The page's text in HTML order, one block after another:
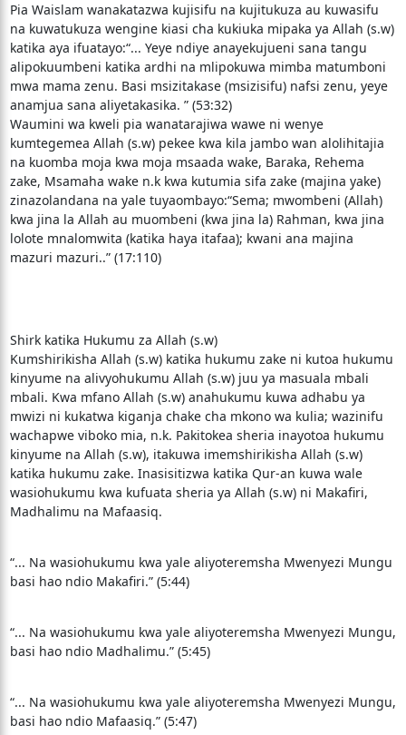
Pia Waislam wanakatazwa kujisifu na kujitukuza au kuwasifu
na kuwatukuza wengine kiasi cha kukiuka mipaka ya Allah (s.w)
katika aya ifuatayo:“... Yeye ndiye anayekujueni sana tangu
alipokuumbeni katika ardhi na mlipokuwa mimba matumboni
mwa mama zenu. Basi msizitakase (msizisifu) nafsi zenu, yeye
anamjua sana aliyetakasika. ” (53:32)
Waumini wa kweli pia wanatarajiwa wawe ni wenye
kumtegemea Allah (s.w) pekee kwa kila jambo wan alolihitajia
na kuomba moja kwa moja msaada wake, Baraka, Rehema
zake, Msamaha wake n.k kwa kutumia sifa zake (majina yake)
zinazolandana na yale tuyaombayo:“Sema; mwombeni (Allah)
kwa jina la Allah au muombeni (kwa jina la) Rahman, kwa jina
lolote mnalomwita (katika haya itafaa); kwani ana majina
mazuri mazuri..” (17:110)
Shirk katika Hukumu za Allah (s.w)
Kumshirikisha Allah (s.w) katika hukumu zake ni kutoa hukumu
kinyume na alivyohukumu Allah (s.w) juu ya masuala mbali
mbali. Kwa mfano Allah (s.w) anahukumu kuwa adhabu ya
mwizi ni kukatwa kiganja chake cha mkono wa kulia; wazinifu
wachapwe viboko mia, n.k. Pakitokea sheria inayotoa hukumu
kinyume na Allah (s.w), itakuwa imemshirikisha Allah (s.w)
katika hukumu zake. Inasisitizwa katika Qur-an kuwa wale
wasiohukumu kwa kufuata sheria ya Allah (s.w) ni Makafiri,
Madhalimu na Mafaasiq.
“... Na wasiohukumu kwa yale aliyoteremsha Mwenyezi Mungu
basi hao ndio Makafiri.” (5:44)
“... Na wasiohukumu kwa yale aliyoteremsha Mwenyezi Mungu,
basi hao ndio Madhalimu.” (5:45)
“... Na wasiohukumu kwa yale aliyoteremsha Mwenyezi Mungu,
basi hao ndio Mafaasiq.” (5:47)